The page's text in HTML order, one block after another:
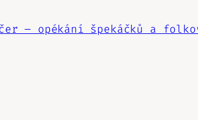
– opékání špekáčků a